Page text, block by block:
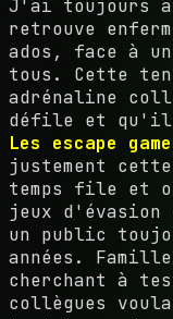
J'ai toujours
retrouve
ados, face à
tous. Cette
adrénaline
défile et qu'il
Les escape
justement
temps file et
jeux d'évasion
un public
années.
cherchant à
collègues